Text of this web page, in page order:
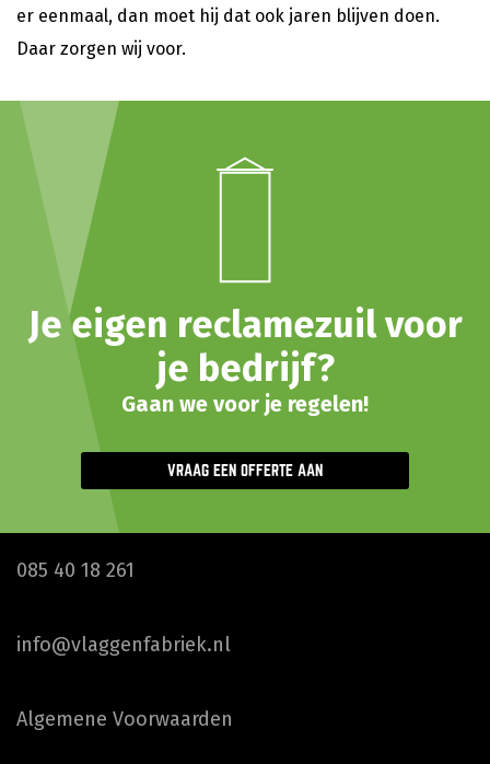
er eenmaal, dan moet hij dat ook jaren blijven doen.
Daar zorgen wij voor.
Je eigen reclamezuil voor
je bedrijf?
Gaan we voor je regelen!
VRAAG EEN OFFERTE AAN
085 40 18 261
info@vlaggenfabriek.nl
Algemene Voorwaarden